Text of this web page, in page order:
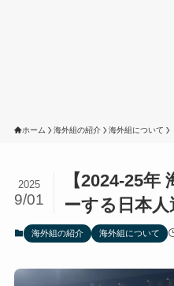
ホーム 海外組の紹介 海外組について
【2024-25年
ーする日本
2025
9/01
海外組の紹介 海外組について